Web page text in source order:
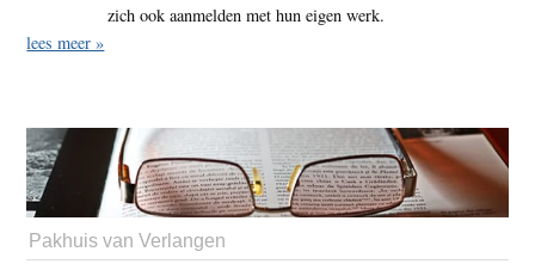
zich ook aanmelden met hun eigen werk.
lees meer »
Pakhuis van Verlangen